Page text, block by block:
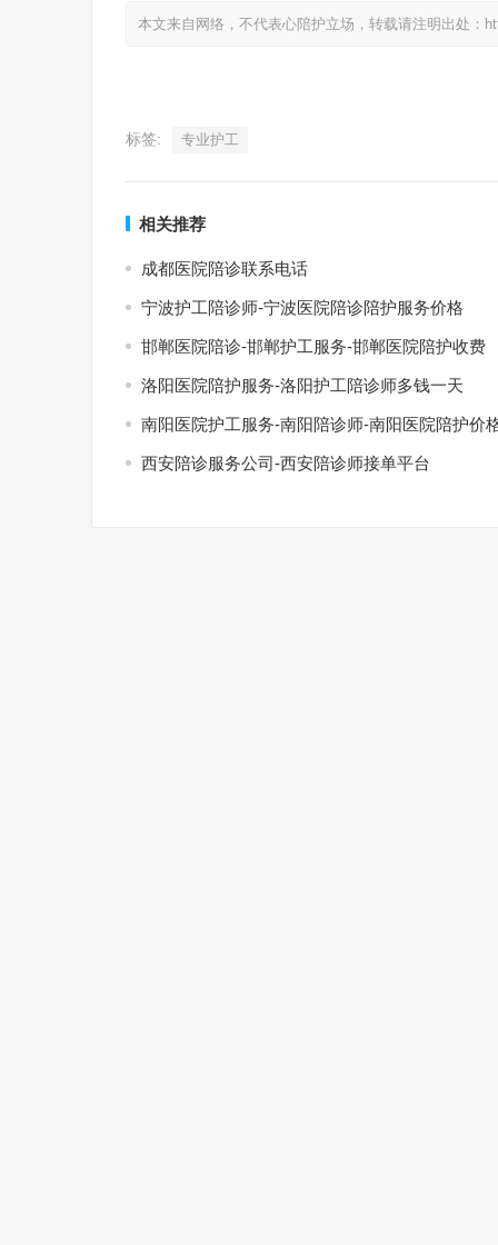
本文来自网络，不代表心陪护立场，转载请注明出处：
标签: 专业护工
相关推荐
成都医院陪诊联系电话
宁波护工陪诊师-宁波医院陪诊陪护服务价格
邯郸医院陪诊-邯郸护工服务-邯郸医院陪护收费
洛阳医院陪护服务-洛阳护工陪诊师多钱一天
南阳医院护工服务-南阳陪诊师-南阳医院陪护价
西安陪诊服务公司-西安陪诊师接单平台